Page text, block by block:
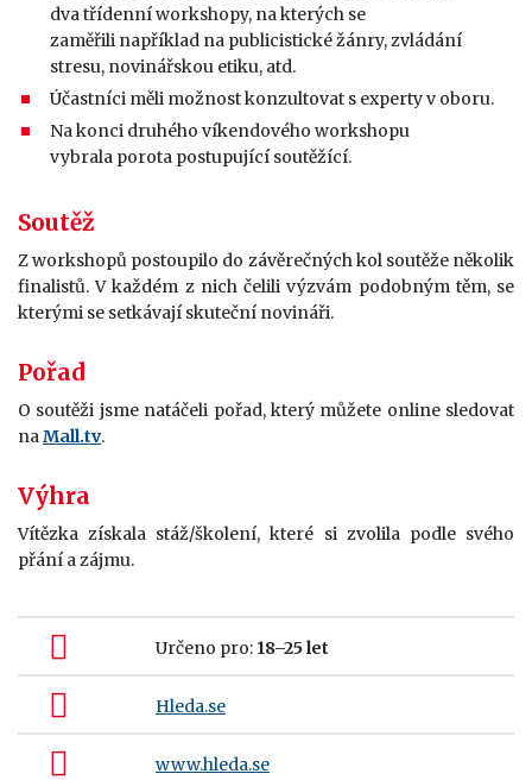
dva třídenní workshopy, na kterých se
zaměřili například na publicistické žánry, zvládání
stresu, novinářskou etiku, atd.
Účastníci měli možnost konzultovat s experty v oboru.
Na konci druhého víkendového workshopu
vybrala porota postupující soutěžící.
Soutěž
Z workshopů postoupilo do závěrečných kol soutěže několik
finalistů. V každém z nich čelili výzvám podobným těm, se
kterými se setkávají skuteční novináři.
Pořad
O soutěži jsme natáčeli pořad, který můžete online sledovat
naMall.tv.
Výhra
Vítězka získala stáž/školení, které si zvolila podle svého
přání a zájmu.
Určeno pro: 18–25 let
Hleda.se
www.hleda.se